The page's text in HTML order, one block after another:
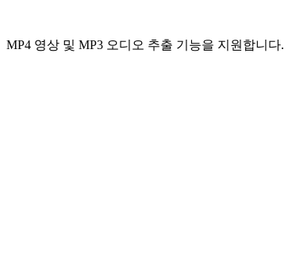
MP4 영상 및 MP3 오디오 추출 기능을 지원합니다.